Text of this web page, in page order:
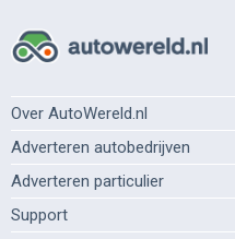
Over AutoWereld.nl
Adverteren autobedrijven
Adverteren particulier
Support